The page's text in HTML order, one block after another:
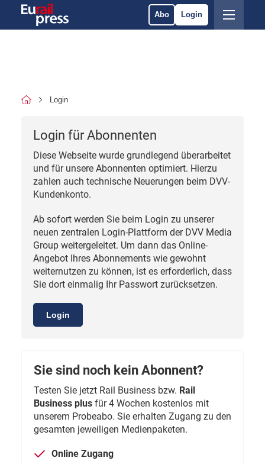
Abo Login
Login
Login für Abonnenten
Diese Webseite wurde grundlegend überarbeitet
und für unsere Abonnenten optimiert. Hierzu
zahlen auch technische Neuerungen beim DVV-
Kundenkonto.
Ab sofort werden Sie beim Login zu unserer
neuen zentralen Login-Plattform der DVV Media
Group weitergeleitet. Um dann das Online-
Angebot Ihres Abonnements wie gewohnt
weiternutzen zu können, ist es erforderlich, dass
Sie dort einmalig Ihr Passwort zurücksetzen.
Login
Sie sind noch kein Abonnent?
Testen Sie jetzt Rail Business bzw. Rail
Business plus für 4 Wochen kostenlos mit
unserem Probeabo. Sie erhalten Zugang zu den
gesamten jeweiligen Medienpaketen.
Online Zugang